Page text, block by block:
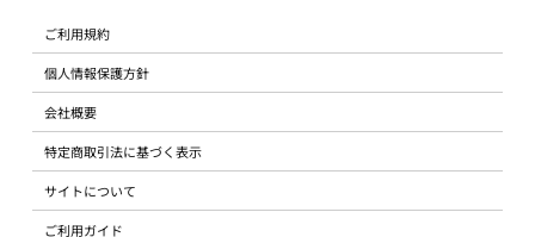
ご利用規約
個人情報保護方針
会社概要
特定商取引法に基づく表示
サイトについて
ご利用ガイド